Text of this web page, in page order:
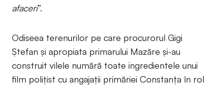
afaceri”.
Odiseea terenurilor pe care procurorul Gigi
Ștefan și apropiata primarului Mazăre și-au
construit vilele numără toate ingredientele unui
film polițist cu angajații primăriei Constanța în rol